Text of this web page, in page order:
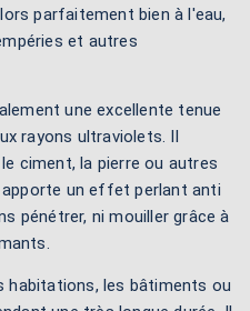
parfaitement bien à l'eau,
et autres
une excellente tenue
rayons ultraviolets. Il
ciment, la pierre ou autres
un effet perlant anti
pénétrer, ni mouiller grâce à
habitations, les bâtiments ou